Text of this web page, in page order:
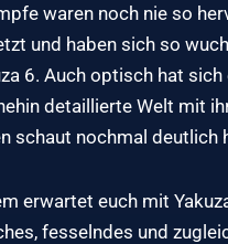
waren noch nie so
und haben sich so
6. Auch optisch hat
detaillierte Welt mit
schaut nochmal deutlich
erwartet euch mit
fesselndes und